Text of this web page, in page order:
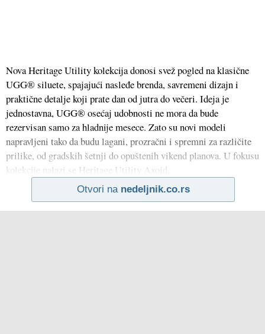
Nova Heritage Utility kolekcija donosi svež pogled na klasične
UGG® siluete, spajajući nasleđe brenda, savremeni dizajn i
praktične detalje koji prate dan od jutra do večeri. Ideja je
jednostavna, UGG® osećaj udobnosti ne mora da bude
rezervisan samo za hladnije mesece. Zato su novi modeli
napravljeni tako da budu lagani, prozračni i spremni za različite
prilike, od gradskih šetnji do opuštenih vikend planova. U fokusu
kolekcije nalazi se Heritage Utility Axoid,
Otvori na nedeljnik.co.rs